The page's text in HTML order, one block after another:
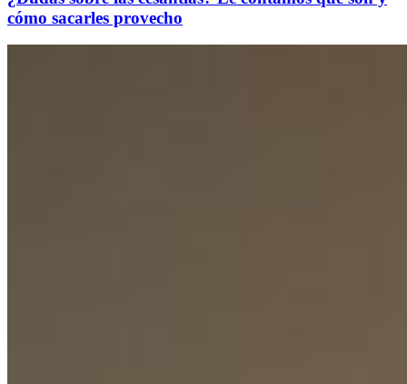
cómo sacarles provecho